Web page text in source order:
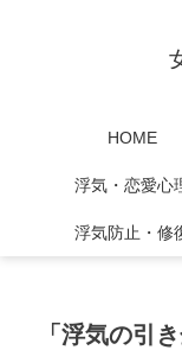
HOME
浮気・恋愛心
浮気防止・修
「浮気の引